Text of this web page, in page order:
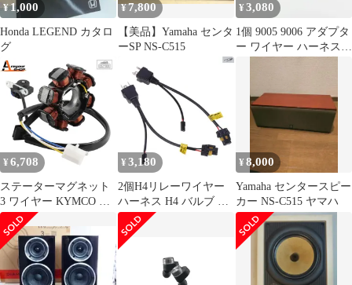
¥1,000
Honda LEGEND カタロ
グ
¥7,800
【美品】Yamaha センタ
ーSP NS-C515
¥3,080
1個 9005 9006 アダプタ
ー ワイヤー ハーネス
H/L レトロ H1 D2S HID
バルブ カスタム パーツ
¥ 6,708
ステーターマグネット
3 ワイヤー KYMCO ア
ジリティ R10 R12 牝ホ
ース セントー バイ
¥ 3,180
2個H4リレーワイヤー
ハーネス H4 バルブ バ
イ LED キセノン プロ
ジェクターレンズ カー
ライト
¥8,000
Yamaha センタースピー
カー NS-C515 ヤマハ